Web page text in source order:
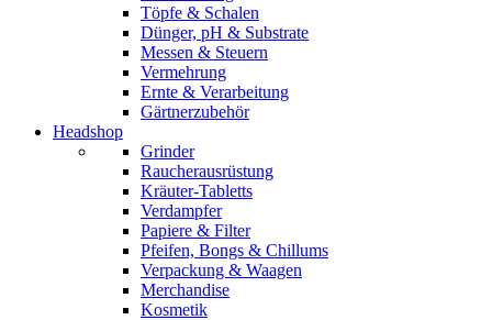
Töpfe & Schalen
Dünger, pH & Substrate
Messen & Steuern
Vermehrung
Ernte & Verarbeitung
Gärtnerzubehör
Headshop
Grinder
Raucherausrüstung
Kräuter-Tabletts
Verdampfer
Papiere & Filter
Pfeifen, Bongs & Chillums
Verpackung & Waagen
Merchandise
Kosmetik